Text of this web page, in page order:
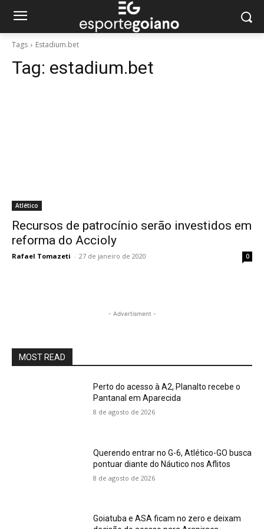
Tags Estadium.bet
Tag: estadium.bet
Atlético
Recursos de patrocínio serão investidos em
reforma do Accioly
Rafael Tomazeti - 27 de janeiro de 2020 0
- Advertisment -
MOST READ
Perto do acesso à A2, Planalto recebe o
Pantanal em Aparecida
8 de agosto de 2026
Querendo entrar no G-6, Atlético-GO busca
pontuar diante do Náutico nos Aflitos
8 de agosto de 2026
Goiatuba e ASA ficam no zero e deixam